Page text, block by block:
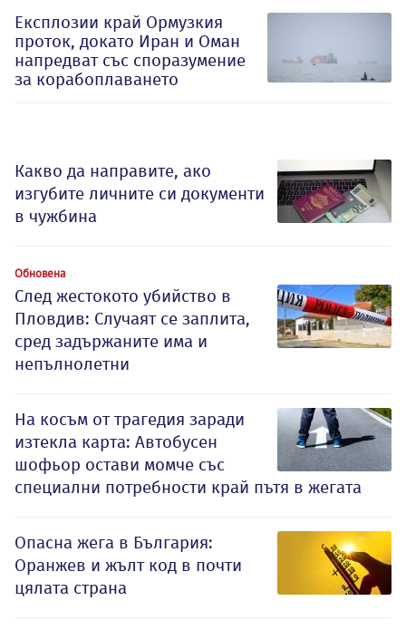
Експлозии край Ормузкия
проток, докато Иран и Оман
напредват със споразумение
за корабоплаването
Какво да направите, ако
изгубите личните си документи
в чужбина
Обновена
След жестокото убийство в
Пловдив: Случаят се заплита,
сред задържаните има и
непълнолетни
На косъм от трагедия заради
изтекла карта: Автобусен
шофьор остави момче със
специални потребности край пътя в жегата
Опасна жега в България:
Оранжев и жълт код в почти
цялата страна